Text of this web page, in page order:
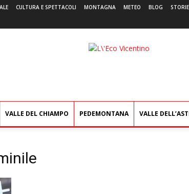
CULTURA E SPETTACOLI MONTAGNA METEO BLOG STORIE
L'Eco
VALLE DEL CHIAMPO PEDEMONTANA VALLE